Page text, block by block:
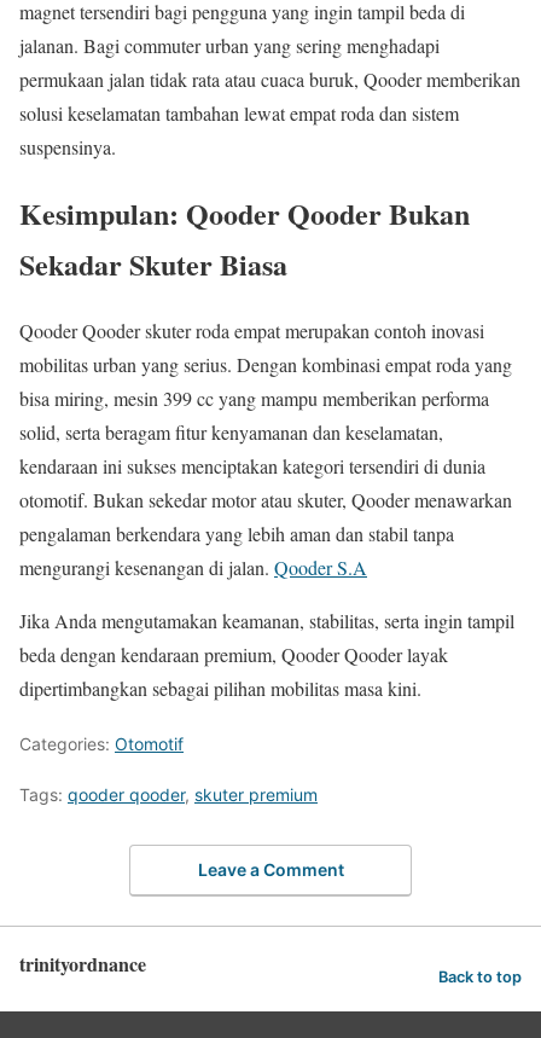
magnet tersendiri bagi pengguna yang ingin tampil beda di
jalanan. Bagi commuter urban yang sering menghadapi
permukaan jalan tidak rata atau cuaca buruk, Qooder memberikan
solusi keselamatan tambahan lewat empat roda dan sistem
suspensinya.
Kesimpulan: Qooder Qooder Bukan
Sekadar Skuter Biasa
Qooder Qooder skuter roda empat merupakan contoh inovasi
mobilitas urban yang serius. Dengan kombinasi empat roda yang
bisa miring, mesin 399 cc yang mampu memberikan performa
solid, serta beragam fitur kenyamanan dan keselamatan,
kendaraan ini sukses menciptakan kategori tersendiri di dunia
otomotif. Bukan sekedar motor atau skuter, Qooder menawarkan
pengalaman berkendara yang lebih aman dan stabil tanpa
mengurangi kesenangan di jalan. Qooder S.A
Jika Anda mengutamakan keamanan, stabilitas, serta ingin tampil
beda dengan kendaraan premium, Qooder Qooder layak
dipertimbangkan sebagai pilihan mobilitas masa kini.
Categories: Otomotif
Tags: qooder qooder, skuter premium
Leave a Comment
trinityordnance Back to top